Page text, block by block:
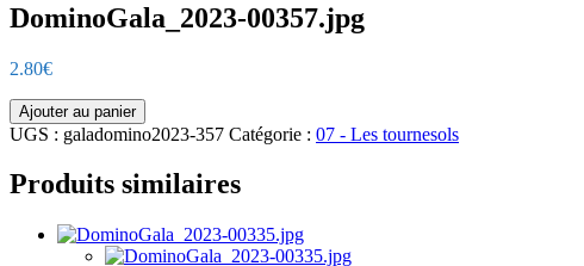
DominoGala_2023-00357.jpg
2.80€
quantité
de
DominoGala_2023-
00357.jpg
Ajouter au panier
UGS : galadomino2023-357 Catégorie : 07 - Les tournesols
Produits similaires